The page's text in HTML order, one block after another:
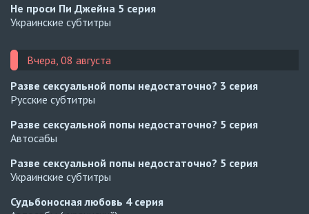
Не проси Пи Джейна 5 серия
Украинские субтитры
Вчера, 08 августа
Разве сексуальной попы недостаточно? 3 серия
Русские субтитры
Разве сексуальной попы недостаточно? 5 серия
Автосабы
Разве сексуальной попы недостаточно? 5 серия
Украинские субтитры
Судьбоносная любовь 4 серия